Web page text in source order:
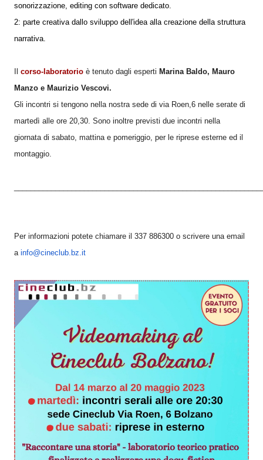
sonorizzazione, editing con software dedicato.
2: parte creativa dallo sviluppo dell'idea alla creazione della struttura
narrativa.
corso-laboratorio è tenuto dagli esperti Marina Baldo, Mauro
Manzo e Maurizio Vescovi.
Gli incontri si tengono nella nostra sede di via Roen,6 nelle serate di
martedì alle ore 20,30. Sono inoltre previsti due incontri nella
giornata di sabato, mattina e pomeriggio, per le riprese esterne ed il
montaggio.
Per informazioni potete chiamare il 337 886300 o scrivere una email
a info@cineclub.bz.it